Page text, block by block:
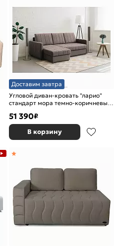
Доставим завтра
Угловой диван-кровать "ларио"
стандарт мора темно-коричневый
51 390₽
В корзину